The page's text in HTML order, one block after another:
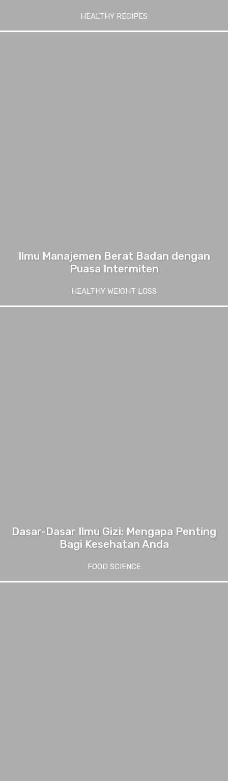
HEALTHY RECIPES
Ilmu Manajemen Berat Badan dengan
Puasa Intermiten
HEALTHY WEIGHT LOSS
Dasar-Dasar Ilmu Gizi: Mengapa Penting
Bagi Kesehatan Anda
FOOD SCIENCE